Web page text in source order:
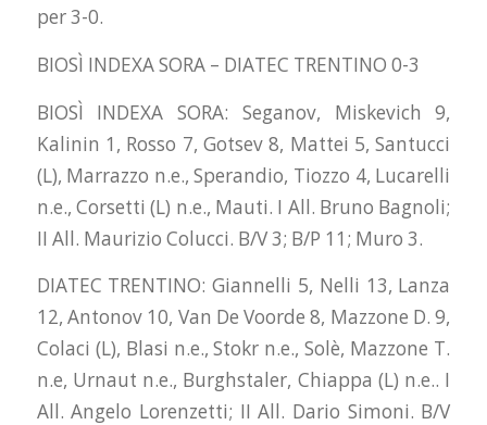
per 3-0.
BIOSÌ INDEXA SORA – DIATEC TRENTINO 0-3
BIOSÌ INDEXA SORA: Seganov, Miskevich 9,
Kalinin 1, Rosso 7, Gotsev 8, Mattei 5, Santucci
(L), Marrazzo n.e., Sperandio, Tiozzo 4, Lucarelli
n.e., Corsetti (L) n.e., Mauti. I All. Bruno Bagnoli;
II All. Maurizio Colucci. B/V 3; B/P 11; Muro 3.
DIATEC TRENTINO: Giannelli 5, Nelli 13, Lanza
12, Antonov 10, Van De Voorde 8, Mazzone D. 9,
Colaci (L), Blasi n.e., Stokr n.e., Solè, Mazzone T.
n.e, Urnaut n.e., Burghstaler, Chiappa (L) n.e.. I
All. Angelo Lorenzetti; II All. Dario Simoni. B/V